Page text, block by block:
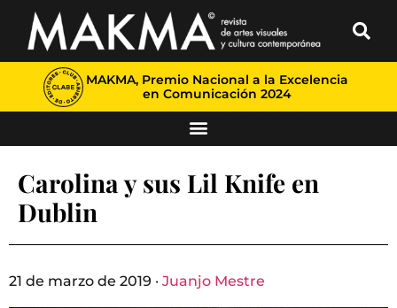
MAKMA, Premio Nacional a la Excelencia
en Comunicación 2024
Carolina y sus Lil Knife en
Dublin
21 de marzo de 2019 · Juanjo Mestre